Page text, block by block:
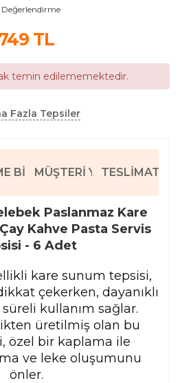
Değerlendirme
TL
temin edilememektedir.
Fazla Tepsiler
BILGILERI
MÜŞTERI YORUMLARI
TESLIMAT
Paslanmaz Kare
Kahve Pasta Servis
- 6 Adet
kare sunum tepsisi,
çekerken, dayanıklı
süreli kullanım sağlar.
üretilmiş olan bu
özel bir kaplama ile
ve leke oluşumunu
önler.